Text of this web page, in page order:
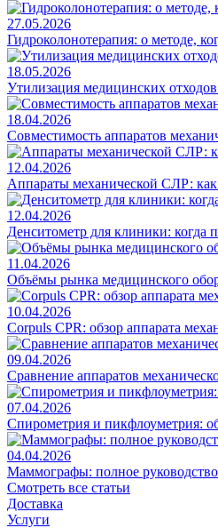
27.05.2026
Гидроколонотерапия: о методе,
18.05.2026
Утилизация медицинских
18.04.2026
Совместимость аппаратов
12.04.2026
Аппараты механической СЛР:
12.04.2026
Денситометр для клиники: когда
11.04.2026
Объёмы рынка медицинского
10.04.2026
Corpuls CPR: обзор аппарата
09.04.2026
Сравнение аппаратов
07.04.2026
Спирометрия и пикфлоуметрия:
04.04.2026
Маммографы: полное
Смотреть все статьи
Доставка
Услуги